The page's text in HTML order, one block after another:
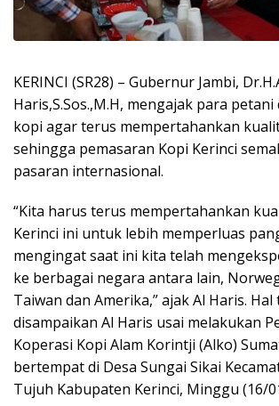
KERINCI (SR28) – Gubernur Jambi,
Haris,S.Sos.,M.H, mengajak para
kopi agar terus mempertahankan
sehingga pemasaran Kopi Kerinci
pasaran internasional.
“Kita harus terus mempertahankan
Kerinci ini untuk lebih memperluas
mengingat saat ini kita telah
ke berbagai negara antara lain,
Taiwan dan Amerika,” ajak Al Haris.
disampaikan Al Haris usai melakukan
Koperasi Kopi Alam Korintji (Alko)
bertempat di Desa Sungai Sikai
Tujuh Kabupaten Kerinci, Minggu (16/